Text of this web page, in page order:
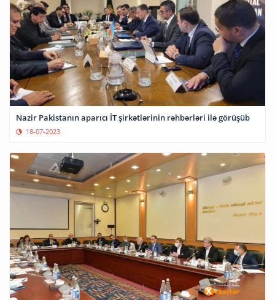
Nazir Pakistanın aparıcı İT şirkətlərinin rəhbərləri ilə görüşüb
18-07-2023